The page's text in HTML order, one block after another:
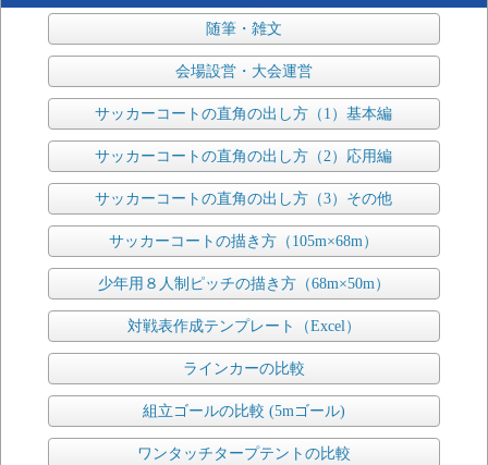
随筆・雑文
会場設営・大会運営
サッカーコートの直角の出し方（1）基本編
サッカーコートの直角の出し方（2）応用編
サッカーコートの直角の出し方（3）その他
サッカーコートの描き方（105m×68m）
少年用８人制ピッチの描き方（68m×50m）
対戦表作成テンプレート（Excel）
ラインカーの比較
組立ゴールの比較 (5mゴール)
ワンタッチタープテントの比較